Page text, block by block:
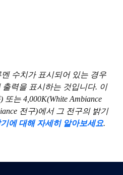
수치가 표시되어 있는 경우
력을 표시하는 것입니다. 이
또는 4,000K(White Ambiance
전구)에서 그 전구의 밝기
에 대해 자세히 알아보세요.